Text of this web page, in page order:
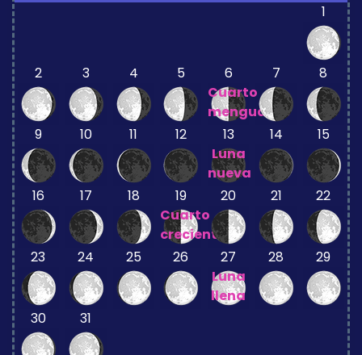
1
2 3 4 5
6
Cuarto
menguante
7 8
9 10 11 12
13
Luna
nueva
14 15
16 17 18
19
Cuarto
creciente
20 21 22
23 24 25 26
27
Luna
llena
28 29
30 31